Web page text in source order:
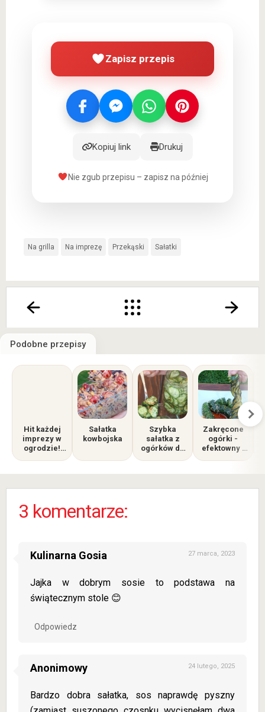
Zapisz przepis
Kopiuj link Drukuj
Nie zgub przepisu – zapisz na później
Na grilla Na imprezę Przekąski Sałatki
Podobne przepisy
Hit każdej
imprezy w
ogrodzie!
pod
Sałatka
kowbojska
Szybka
sałatka z
ogórków do
Zakręcone
ogórki -
efektowny i
przekąskę z
3 komentarze:
Kulinarna Gosia 27 marca, 2023
Jajka w dobrym sosie to podstawa na
świątecznym stole 😊
Odpowiedz
Anonimowy 24 lutego, 2025
Bardzo dobra sałatka, sos naprawdę pyszny